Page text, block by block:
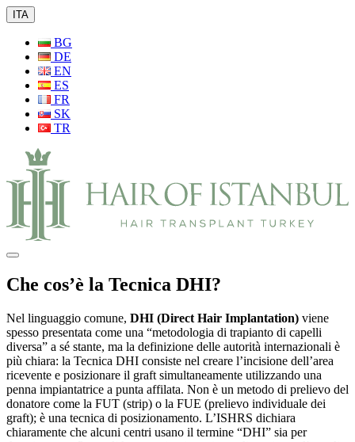
ITA
BG
DE
EN
ES
FR
SK
TR
Che cos’è la Tecnica DHI?
Nel linguaggio comune, DHI (Direct Hair Implantation) viene
spesso presentata come una “metodologia di trapianto di capelli
diversa” a sé stante, ma la definizione delle autorità internazionali è
più chiara: la Tecnica DHI consiste nel creare l’incisione dell’area
ricevente e posizionare il graft simultaneamente utilizzando una
penna impiantatrice a punta affilata. Non è un metodo di prelievo del
donatore come la FUT (strip) o la FUE (prelievo individuale dei
graft); è una tecnica di posizionamento. L’ISHRS dichiara
chiaramente che alcuni centri usano il termine “DHI” sia per